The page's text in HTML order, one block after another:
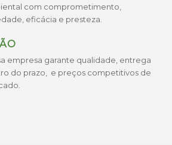
com comprometimento,
eficácia e presteza.
empresa garante qualidade, entrega
do prazo, e preços competitivos de